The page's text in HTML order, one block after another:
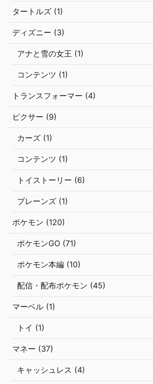
タートルズ (1)
ディズニー (3)
アナと雪の女王 (1)
コンテンツ (1)
トランスフォーマー (4)
ピクサー (9)
カーズ (1)
コンテンツ (1)
トイストーリー (6)
プレーンズ (1)
ポケモン (120)
ポケモンGO (71)
ポケモン本編 (10)
配信・配布ポケモン (45)
マーベル (1)
トイ (1)
マネー (37)
キャッシュレス (4)